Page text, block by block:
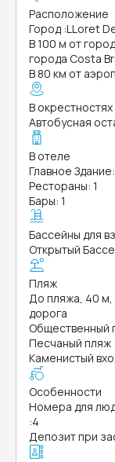
Расположение
Город :LLoret
В 100 м от
города Costa
В 80 км от
В окрестностях
Автобусная
В отеле
Главное
Рестораны: 1
Бары: 1
Бассейны для
Открытый
Пляж
До пляжа, 40
дорога
Общественный
Песчаный пляж
Каменистый
Особенности
Номера для
:4
Депозит при